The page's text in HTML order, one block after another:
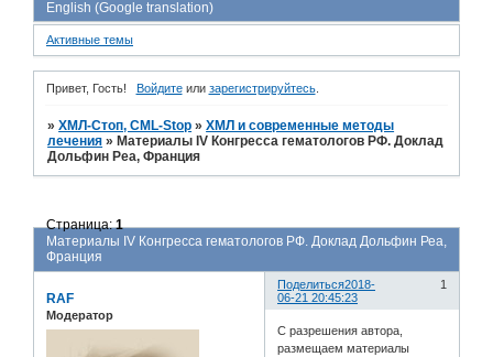
English (Google translation)
Активные темы
Привет, Гость! Войдитеили зарегистрируйтесь.
»ХМЛ-Стоп, CML-Stop »ХМЛ и современные методы
лечения » Материалы IV Конгресса гематологов РФ. Доклад
Дольфин Реа, Франция
Материалы IV Конгресса гематологов РФ. Доклад Дольфин Реа,
Франция
Страница:1
Поделиться 1
2018-
06-21 20:45:23
RAF
Модератор
С разрешения автора,
размещаем материалы